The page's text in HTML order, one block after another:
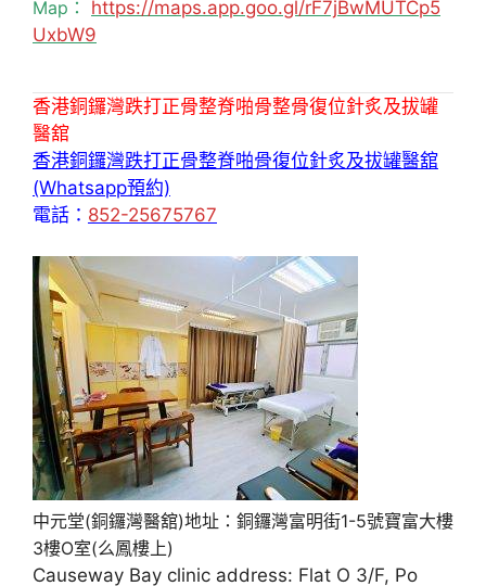
Map： https://maps.app.goo.gl/rF7jBwMUTCp5
UxbW9
香港銅鑼灣跌打正骨整脊啪骨整骨復位針炙及拔罐
醫舘
香港銅鑼灣跌打正骨整脊啪骨復位針炙及拔罐醫舘
(Whatsapp預約)
電話： 852-25675767
中元堂(銅鑼灣醫舘)地址：銅鑼灣富明街1-5號寶富大樓
3樓O室(么鳳樓上)
Causeway Bay clinic address: Flat O 3/F, Po